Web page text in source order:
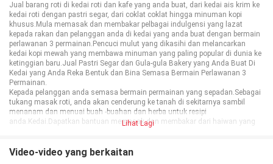
Jual barang roti di kedai roti dan kafe yang anda buat, dari kedai ais krim ke
kedai roti dengan pastri segar, dari coklat coklat hingga minuman kopi
khusus.Mula memasak dan membakar pelbagai indulgensi yang lazat
kepada rakan dan pelanggan anda di kedai yang anda buat dengan bermain
perlawanan 3 permainan.Pencuci mulut yang dikasihi dan melancarkan
kedai kopi mewah yang membawa minuman yang paling popular di dunia ke
ketinggian baru.Jual Pastri Segar dan Gula-gula Bakery yang Anda Buat Di
Kedai yang Anda Reka Bentuk dan Bina Semasa Bermain Perlawanan 3
Permainan.
Kepada pelanggan anda semasa bermain permainan yang sepadan.Sebagai
tukang masak roti, anda akan cenderung ke tanah di sekitarnya sambil
menanam dan menuai buah -buahan dan herba untuk resipi
anda.Kedai.Dapatkan bantuan memasak dan membakar dari haiwan yang
hebat, tetapi berhati -hati untuk kesihatan & amp;Inspektor Keselamatan
Lihat Lagi
Video-video yang berkaitan